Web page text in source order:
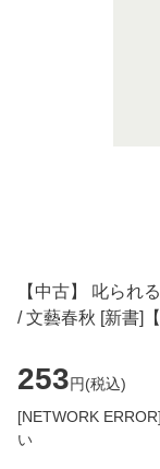
【中古】 叱られ
/ 文藝春秋 [新書]
253円(税込)
[NETWORK
い